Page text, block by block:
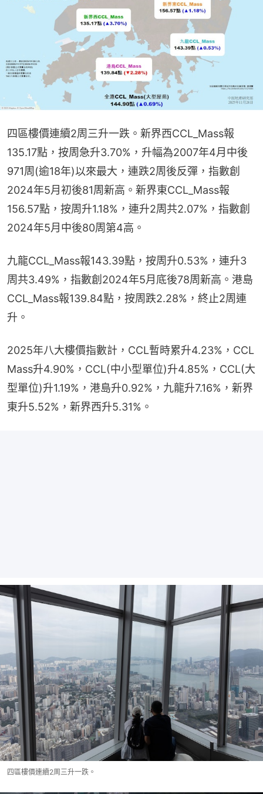
四區樓價連續2周三升一跌。新界西CCL_Mass報
135.17點，按周急升3.70%，升幅為2007年4月中後
971周(逾18年)以來最大，連跌2周後反彈，指數創
2024年5月初後81周新高。新界東CCL_Mass報
156.57點，按周升1.18%，連升2周共2.07%，指數創
2024年5月中後80周第4高。
九龍CCL_Mass報143.39點，按周升0.53%，連升3
周共3.49%，指數創2024年5月底後78周新高。港島
CCL_Mass報139.84點，按周跌2.28%，終止2周連
升。
2025年八大樓價指數計，CCL暫時累升4.23%，CCL
Mass升4.90%，CCL(中小型單位)升4.85%，CCL(大
型單位)升1.19%，港島升0.92%，九龍升7.16%，新界
東升5.52%，新界西升5.31%。
四區樓價連續2周三升一跌。